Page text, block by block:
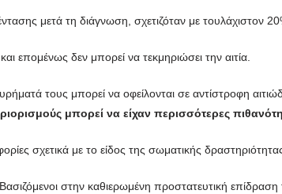
μετά τη διάγνωση, σχετιζόταν με τουλάχιστον
επομένως δεν μπορεί να τεκμηριώσει την αιτία.
τους μπορεί να οφείλονται σε αντίστροφη
μπορεί να είχαν περισσότερες
σχετικά με το είδος της σωματικής
στην καθιερωμένη προστατευτική